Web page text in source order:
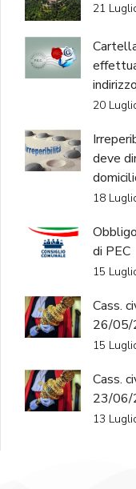
21
20
deve
18
di PEC
15
Cass.
26/05/
15
Cass.
23/06/
13